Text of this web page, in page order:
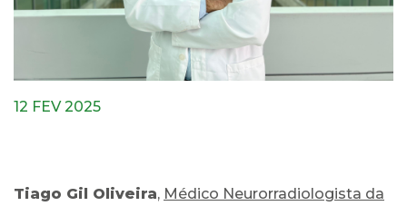
12 FEV 2025
Tiago Gil Oliveira, Médico Neurorradiologista da